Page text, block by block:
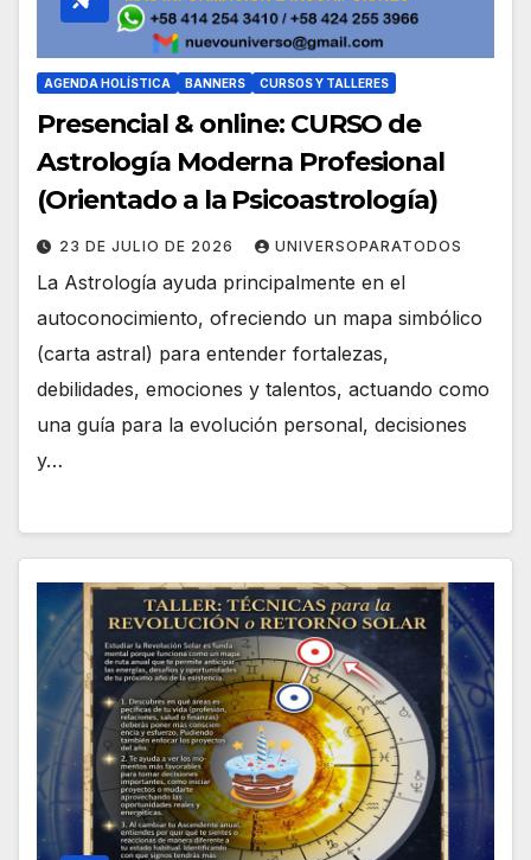
AGENDA HOLÍSTICA BANNERS CURSOS Y TALLERES
Presencial & online: CURSO de
Astrología Moderna Profesional
(Orientado a la Psicoastrología)
23 DE JULIO DE 2026 UNIVERSOPARATODOS
La Astrología ayuda principalmente en el
autoconocimiento, ofreciendo un mapa simbólico
(carta astral) para entender fortalezas,
debilidades, emociones y talentos, actuando como
una guía para la evolución personal, decisiones
y…